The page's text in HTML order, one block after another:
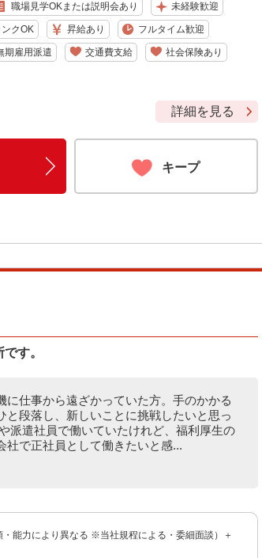
職場見学OKまたは説明会あり 未経験歓迎
クOK 昇給あり フルタイム歓迎
期雇用派遣 交通費支給 社会保険あり
詳細を見る
キープ
す。
に仕事から遠ざかっていた方。手のかかる
と段落し、新しいことに挑戦したいと思っ
派遣社員で働いていたけれど、福利厚生の
社で正社員として働きたいと感...
能力により異なる ※当社規程による・委細面談）＋